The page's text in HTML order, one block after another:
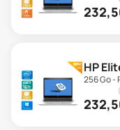
HP
256 Go -